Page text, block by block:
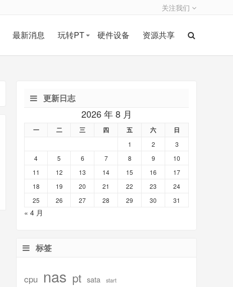
关注我们
最新消息 玩转PT 硬件设备 资源共享
更新日志
2026 年 8 月
一 二 三 四 五 六 日
1 2
3
4
5 6 7 8 9
10
11
12 13 14 15 16
17
18
19 20 21 22 23
24
25
26 27 28 29 30 31
« 4 月
标签
cpu nas pt sata start